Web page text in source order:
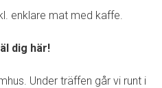
enklare mat med kaffe.
dig här!
Under träffen går vi runt i